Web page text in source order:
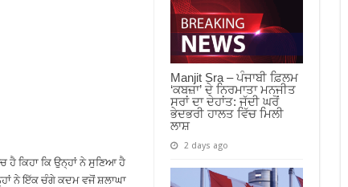
Manjit Sra – ਪੰਜਾਬੀ ਫ਼ਿਲਮ
‘ਕਬਜ਼ਾ’ ਦੇ ਨਿਰਮਾਤਾ ਮਨਜੀਤ
ਸਰਾਂ ਦਾ ਦੇਹਾਂਤ: ਜੱਦੀ ਘਰੋਂ
ਭੇਦਭਰੀ ਹਾਲਤ ਵਿੱਚ ਮਿਲੀ
ਲਾਸ਼
2 days ago
ਹੈ ਕਿਹਾ ਕਿ ਉਨ੍ਹਾਂ ਨੇ ਸੁਣਿਆ ਹੈ
ਨੇ ਇੱਕ ਚੰਗੇ ਕਦਮ ਵਜੋਂ ਸ਼ਲਾਘਾ